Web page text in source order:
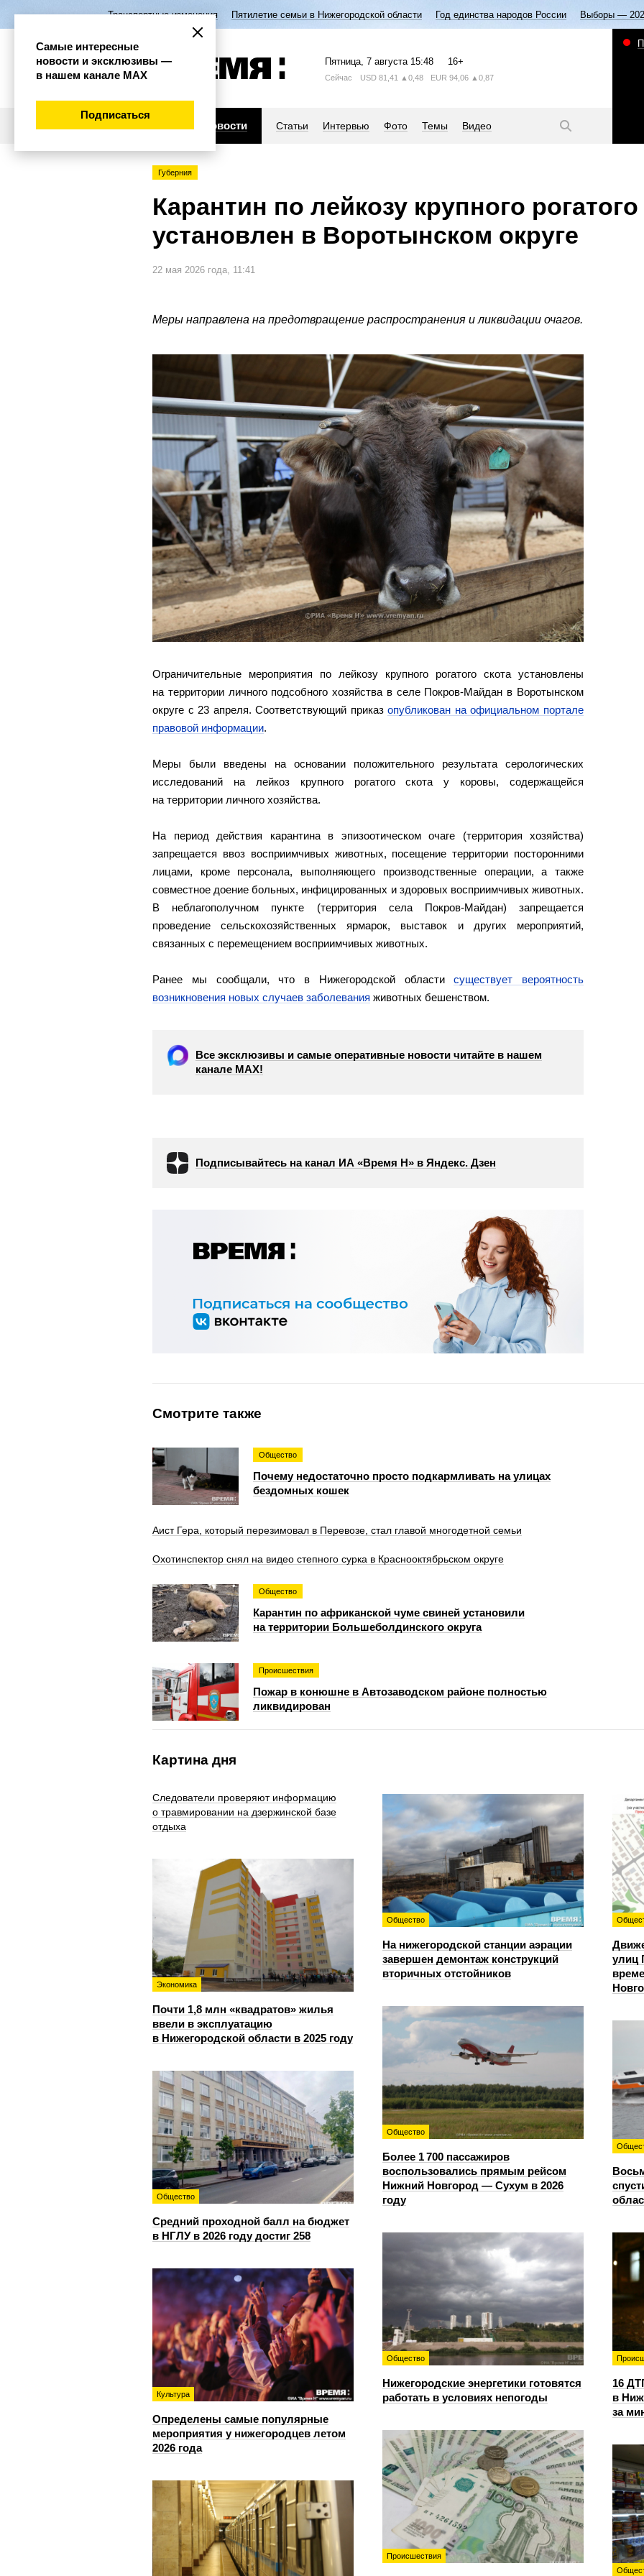
Транспортные изменения Пятилетие семьи в Нижегородской области Год единства народов России Выборы —
Пятница, 7 августа 15:48 16+
Сейчас USD 81,41 ▲0,48 EUR 94,06 ▲0,87
Новости Статьи Интервью Фото Темы Видео
Губерния
Карантин по лейкозу крупного рогатого
установлен в Воротынском округе
22 мая 2026 года, 11:41
Меры направлена на предотвращение распространения и ликвидации очагов.
Ограничительные мероприятия по лейкозу крупного рогатого скота установлены
на территории личного подсобного хозяйства в селе Покров-Майдан в Воротынском
округе с 23 апреля. Соответствующий приказопубликован на официальном портале
правовой информации.
Меры были введены на основании положительного результата серологических
исследований на лейкоз крупного рогатого скота у коровы, содержащейся
на территории личного хозяйства.
На период действия карантина в эпизоотическом очаге (территория хозяйства)
запрещается ввоз восприимчивых животных, посещение территории посторонними
лицами, кроме персонала, выполняющего производственные операции, а также
совместное доение больных, инфицированных и здоровых восприимчивых животных.
В неблагополучном пункте (территория села Покров-Майдан) запрещается
проведение сельскохозяйственных ярмарок, выставок и других мероприятий,
связанных с перемещением восприимчивых животных.
Ранее мы сообщали, что в Нижегородской областисуществует вероятность
возникновения новых случаев заболевания животных бешенством.
Все эксклюзивы и самые оперативные новости читайте в нашем
канале МАХ!
Подписывайтесь на канал ИА «Время Н» в Яндекс. Дзен
Смотрите также
Общество
Почему недостаточно просто подкармливать на улицах
бездомных кошек
Аист Гера, который перезимовал в Перевозе, стал главой многодетной семьи
Охотинспектор снял на видео степного сурка в Краснооктябрьском округе
Общество
Карантин по африканской чуме свиней установили
на территории Большеболдинского округа
Происшествия
Пожар в конюшне в Автозаводском районе полностью
ликвидирован
Картина дня
Следователи проверяют информацию
о травмировании на дзержинской базе
отдыха
Общество
На нижегородской станции аэрации
завершен демонтаж конструкций
вторичных отстойников
улиц
Экономика
Почти 1,8 млн «квадратов» жилья
ввели в эксплуатацию
в Нижегородской области в 2025 году
Общество
Более 1 700 пассажиров
воспользовались прямым рейсом
Нижний Новгород — Сухум в 2026
году
Общество
Средний проходной балл на бюджет
в НГЛУ в 2026 году достиг 258
Общество
Нижегородские энергетики готовятся
работать в условиях непогоды
16
в
за
Культура
Определены самые популярные
мероприятия у нижегородцев летом
2026 года
Происшествия
Самые интересные
новости и эксклюзивы —
в нашем канале МАХ
Подписаться